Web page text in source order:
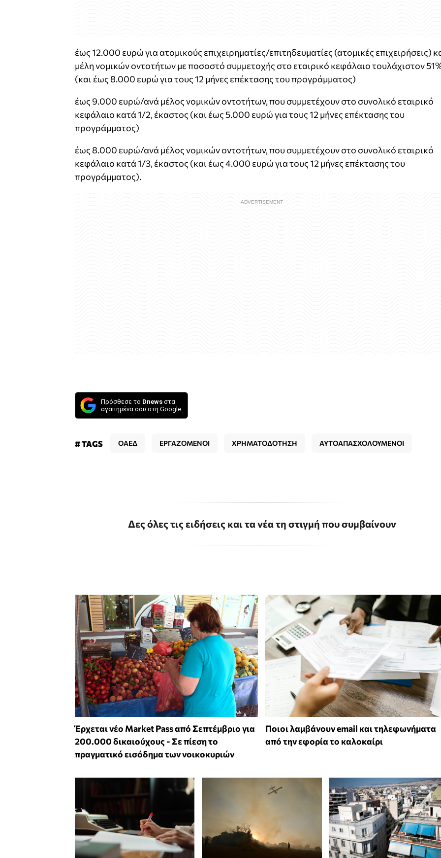
έως 12.000 ευρώ για ατοµικούς επιχειρηµατίες/επιτηδευµατίες (ατοµικές επιχειρήσεις)
µέλη νοµικών οντοτήτων µε ποσοστό συµµετοχής στο εταιρικό κεφάλαιο τουλάχιστον
(και έως 8.000 ευρώ για τους 12 µήνες επέκτασης του προγράµµατος)
έως 9.000 ευρώ/ανά µέλος νοµικών οντοτήτων, που συµµετέχουν στο συνολικό εταιρικό
κεφάλαιο κατά 1/2, έκαστος (και έως 5.000 ευρώ για τους 12 µήνες επέκτασης του
προγράµµατος)
έως 8.000 ευρώ/ανά µέλος νοµικών οντοτήτων, που συµµετέχουν στο συνολικό εταιρικό
κεφάλαιο κατά 1/3, έκαστος (και έως 4.000 ευρώ για τους 12 µήνες επέκτασης του
προγράµµατος).
Πρόσθεσε το Dnews στα
αγαπημένα σου στη Google
# TAGS ΟΑΕΔ ΕΡΓΑΖΟΜΕΝΟΙ ΧΡΗΜΑΤΟΔΟΤΗΣΗ ΑΥΤΟΑΠΑΣΧΟΛΟΥΜΕΝΟΙ
Δες όλες τις ειδήσεις και τα νέα τη στιγμή που συμβαίνουν
Έρχεται νέο Market Pass από Σεπτέμβριο για
200.000 δικαιούχους - Σε πίεση το
πραγματικό εισόδημα των νοικοκυριών
Ποιοι λαμβάνουν email και τηλεφωνήματα
από την εφορία το καλοκαίρι